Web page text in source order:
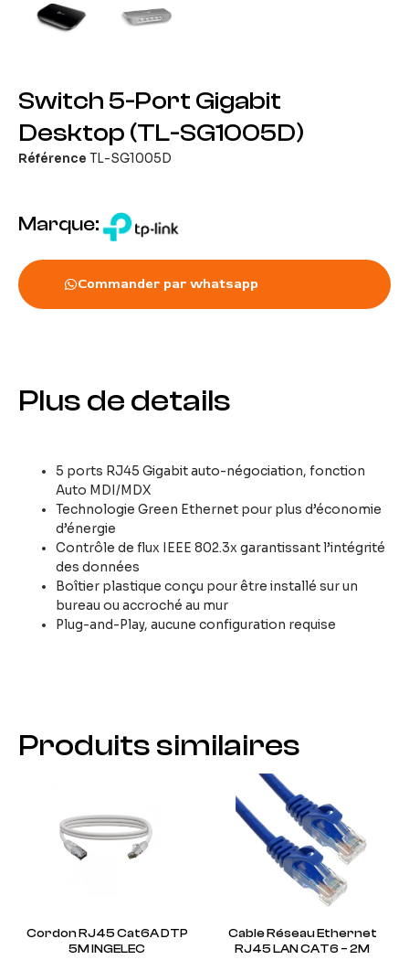
Switch 5-Port Gigabit
Desktop (TL-SG1005D)
Référence TL-SG1005D
Marque:
Commander par whatsapp
Plus de details
5 ports RJ45 Gigabit auto-négociation, fonction
Auto MDI/MDX
Technologie Green Ethernet pour plus d’économie
d’énergie
Contrôle de flux IEEE 802.3x garantissant l’intégrité
des données
Boîtier plastique conçu pour être installé sur un
bureau ou accroché au mur
Plug-and-Play, aucune configuration requise
Produits similaires
Cordon RJ45 Cat6A DTP
5M INGELEC
Cable Réseau Ethernet
RJ45 LAN CAT6 – 2M